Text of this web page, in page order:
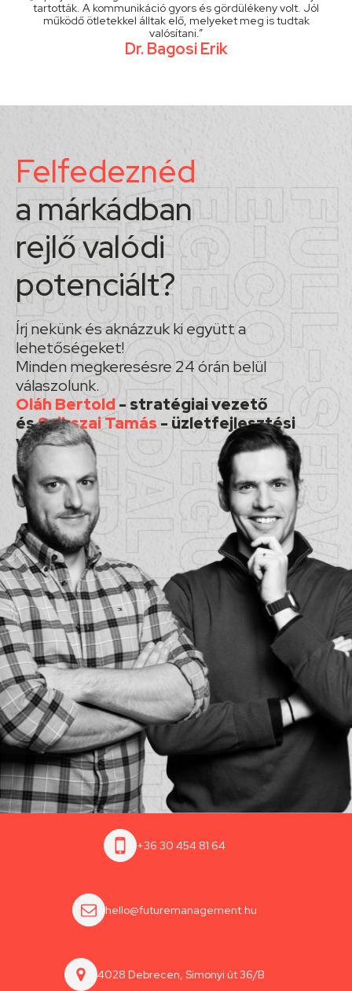
tartották. A kommunikáció gyors és gördülékeny volt. Jól
működő ötletekkel álltak elő, melyeket meg is tudtak
valósítani.”
Dr. Bagosi Erik
Felfedeznéd
a márkádban
rejlő valódi
potenciált?
Írj nekünk és aknázzuk ki együtt a
lehetőségeket!
Minden megkeresésre 24 órán belül
válaszolunk.
Oláh Bertold- stratégiai vezető
ésSzikszai Tamás- üzletfejlesztési
vezető
+36 30 454 81 64
hello@futuremanagement.hu
4028 Debrecen, Simonyi út 36/B